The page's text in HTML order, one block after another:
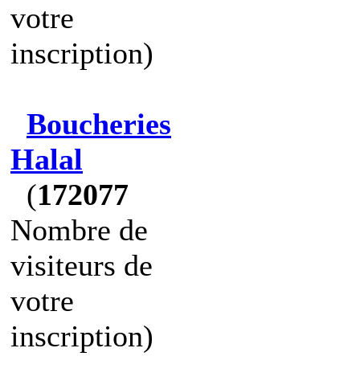
votre
inscription)
Boucheries
Halal
(172077
Nombre de
visiteurs de
votre
inscription)